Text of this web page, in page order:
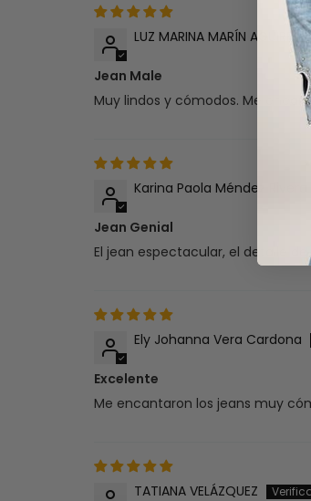
LUZ MARINA MARÍN AGUIRRE
Jean Male
Muy lindos y cómodos. Me
Karina Paola Méndez Rivera
Jean Genial
El jean espectacular, el detalle
Ely Johanna Vera Cardona
Excelente
Me encantaron los jeans muy
TATIANA VELÁZQUEZ